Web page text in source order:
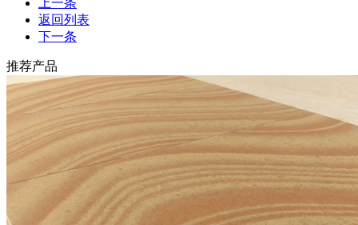
上一条
返回列表
下一条
推荐产品